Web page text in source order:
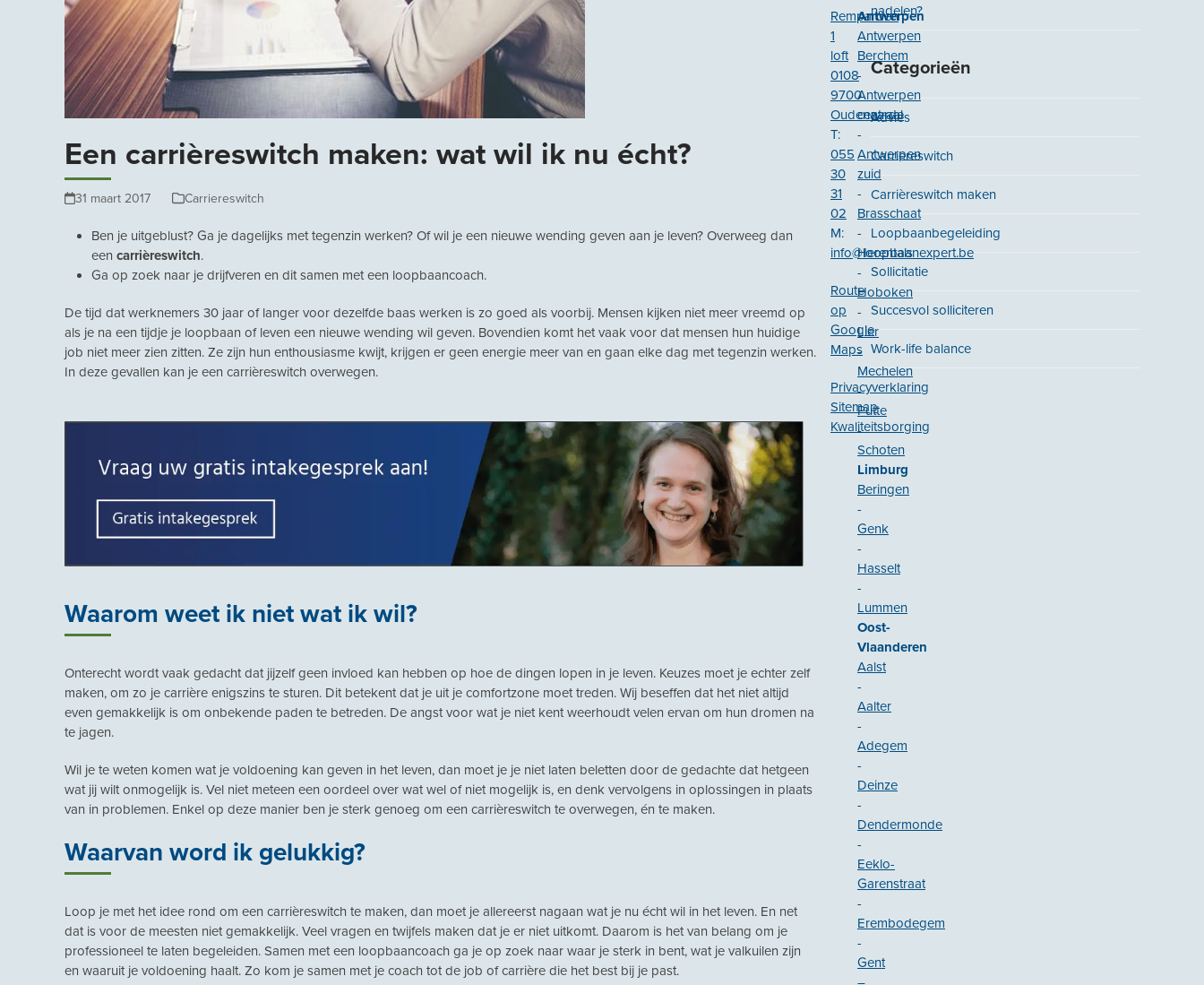
Een carrièreswitch maken: wat wil ik nu écht?
31 maart 2017 Carriereswitch
Ben je uitgeblust? Ga je dagelijks met tegenzin werken? Of wil je een nieuwe wending geven aan je leven? Overweeg dan
een carrièreswitch.
Ga op zoek naar je drijfveren en dit samen met een loopbaancoach.
De tijd dat werknemers 30 jaar of langer voor dezelfde baas werken is zo goed als voorbij. Mensen kijken niet meer vreemd op
als je na een tijdje je loopbaan of leven een nieuwe wending wil geven. Bovendien komt het vaak voor dat mensen hun huidige
job niet meer zien zitten. Ze zijn hun enthousiasme kwijt, krijgen er geen energie meer van en gaan elke dag met tegenzin werken.
In deze gevallen kan je een carrièreswitch overwegen.
Waarom weet ik niet wat ik wil?
Onterecht wordt vaak gedacht dat jijzelf geen invloed kan hebben op hoe de dingen lopen in je leven. Keuzes moet je echter zelf
maken, om zo je carrière enigszins te sturen. Dit betekent dat je uit je comfortzone moet treden. Wij beseffen dat het niet altijd
even gemakkelijk is om onbekende paden te betreden. De angst voor wat je niet kent weerhoudt velen ervan om hun dromen na
te jagen.
Wil je te weten komen wat je voldoening kan geven in het leven, dan moet je je niet laten beletten door de gedachte dat hetgeen
wat jij wilt onmogelijk is. Vel niet meteen een oordeel over wat wel of niet mogelijk is, en denk vervolgens in oplossingen in plaats
van in problemen. Enkel op deze manier ben je sterk genoeg om een carrièreswitch te overwegen, én te maken.
Waarvan word ik gelukkig?
Loop je met het idee rond om een carrièreswitch te maken, dan moet je allereerst nagaan wat je nu écht wil in het leven. En net
dat is voor de meesten niet gemakkelijk. Veel vragen en twijfels maken dat je er niet uitkomt. Daarom is het van belang om je
professioneel te laten begeleiden. Samen met een loopbaancoach ga je op zoek naar waar je sterk in bent, wat je valkuilen zijn
en waaruit je voldoening haalt. Zo kom je samen met je coach tot de job of carrière die het best bij je past.
nadelen?
Categorieën
Advies
Carriereswitch
Carrièreswitch maken
Loopbaanbegeleiding
Sollicitatie
Succesvol solliciteren
Work-life balance
Remparden
1
loft
0108
9700
Oudenaarde
T:
055
30
31
02
M:
info@loopbaanexpert.be
Route
op
Google
Maps
Privacyverklaring
Sitemap
Kwaliteitsborging
Antwerpen
Antwerpen
Berchem
-
Antwerpen
centraal
-
Antwerpen
zuid
-
Brasschaat
-
Herentals
-
Hoboken
-
Lier
-
Mechelen
-
Putte
-
Schoten
Limburg
Beringen
-
Genk
-
Hasselt
-
Lummen
Oost-
Vlaanderen
Aalst
-
Aalter
-
Adegem
-
Deinze
-
Dendermonde
-
Eeklo-
Garenstraat
-
Erembodegem
-
Gent